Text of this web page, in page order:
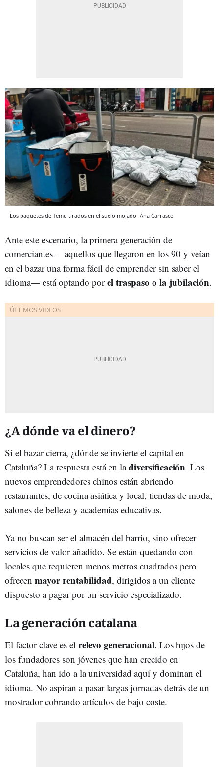
Los paquetes de Temu tirados en el suelo mojado Ana Carrasco
Ante este escenario, la primera generación de
comerciantes —aquellos que llegaron en los 90 y veían
en el bazar una forma fácil de emprender sin saber el
idioma— está optando porel traspaso o la jubilación.
¿A dónde va el dinero?
Si el bazar cierra, ¿dónde se invierte el capital en
Cataluña? La respuesta está en ladiversificación. Los
nuevos emprendedores chinos están abriendo
restaurantes, de cocina asiática y local; tiendas de moda;
salones de belleza y academias educativas.
Ya no buscan ser el almacén del barrio, sino ofrecer
servicios de valor añadido. Se están quedando con
locales que requieren menos metros cuadrados pero
ofrecen mayor rentabilidad, dirigidos a un cliente
dispuesto a pagar por un servicio especializado.
La generación catalana
El factor clave es el relevo generacional. Los hijos de
los fundadores son jóvenes que han crecido en
Cataluña, han ido a la universidad aquí y dominan el
idioma. No aspiran a pasar largas jornadas detrás de un
mostrador cobrando artículos de bajo coste.